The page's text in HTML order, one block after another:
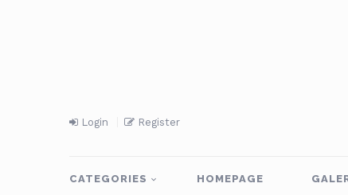
Login Register
CATEGORIES HOMEPAGE